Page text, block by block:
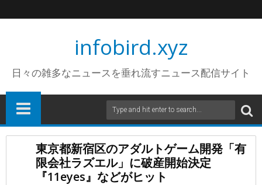
infobird.xyz
日々の雑多なニュースを垂れ流すニュース配信サイト
東京都新宿区のアダルトゲーム開発「有
限会社ラズエル」に破産開始決定
『11eyes』などがヒット